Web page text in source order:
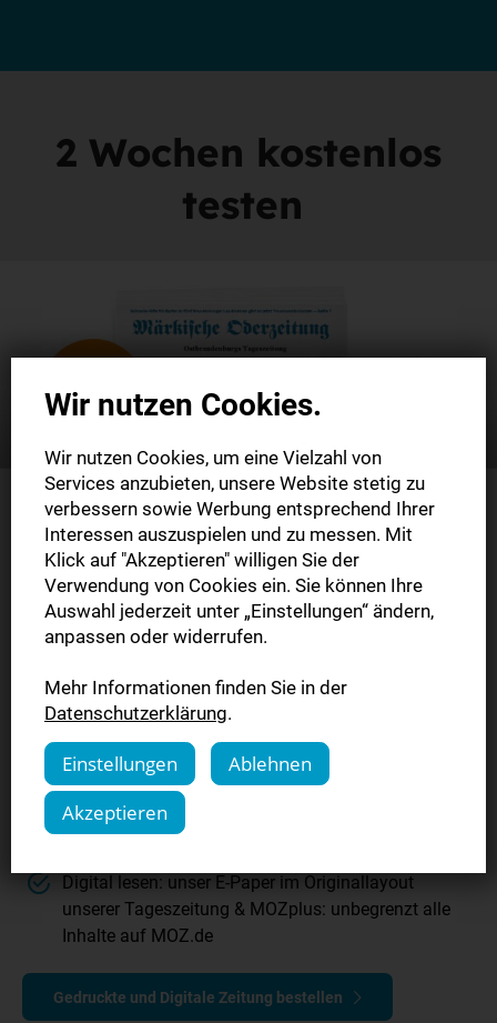
2 Wochen kostenlos
testen
Lesen Sie die gedruckte Zeitung inkl.
E-Paper & MOZplus oder unsere
Digitale Zeitung (E-Paper &
MOZplus):
Digital lesen: unser E-Paper im Originallayout
unserer Tageszeitung & MOZplus: unbegrenzt alle
Inhalte auf MOZ.de
Gedruckte und Digitale Zeitung bestellen
Wir nutzen Cookies.
Wir nutzen Cookies, um eine Vielzahl von
Services anzubieten, unsere Website stetig zu
verbessern sowie Werbung entsprechend Ihrer
Interessen auszuspielen und zu messen. Mit
Klick auf "Akzeptieren" willigen Sie der
Verwendung von Cookies ein. Sie können Ihre
Auswahl jederzeit unter „Einstellungen“ ändern,
anpassen oder widerrufen.
Mehr Informationen finden Sie in der
Datenschutzerklärung.
Einstellungen
Ablehnen
Akzeptieren